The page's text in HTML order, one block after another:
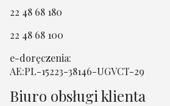
22 48 68 180
22 48 68 100
e-doręczenia:
AE:PL-15223-38146-UGVCT-29
Biuro obsługi klienta